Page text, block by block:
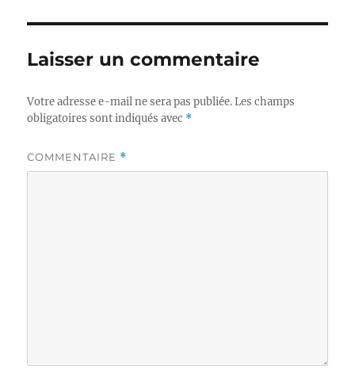
Laisser un commentaire
Votre adresse e-mail ne sera pas publiée. Les champs
obligatoires sont indiqués avec *
COMMENTAIRE *